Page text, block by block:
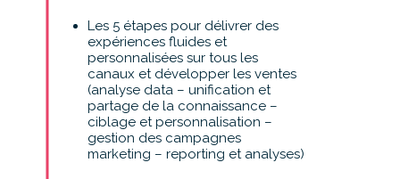
Les 5 étapes pour délivrer des
expériences fluides et
personnalisées sur tous les
canaux et développer les ventes
(analyse data – unification et
partage de la connaissance –
ciblage et personnalisation –
gestion des campagnes
marketing – reporting et analyses)